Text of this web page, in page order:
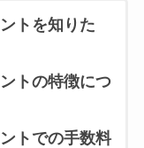
トを知りた
トの特徴につ
トでの手数料